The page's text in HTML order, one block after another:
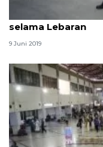
Konsumsi Avtur di
selama Lebaran
9 Juni 2019